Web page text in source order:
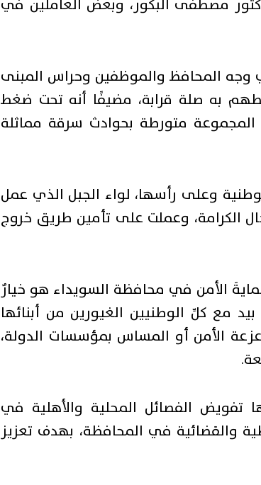
وجه المحافظ والموظفين وحراس المبنى
به صلة قرابة، مضيفًا أنه تحت ضغط
المجموعة متورطة بحوادث سرقة مماثلة
وعلى رأسها، لواء الجبل الذي عمل
الكرامة، وعملت على تأمين طريق خروج
الأمن في محافظة السويداء هو خيارٌ
مع كلِّ الوطنيين الغيورين من أبنائها
الأمن أو المساس بمؤسسات الدولة،
الفصائل المحلية والأهلية في
والقضائية في المحافظة، بهدف تعزيز